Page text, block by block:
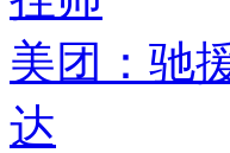
美团：驰
达